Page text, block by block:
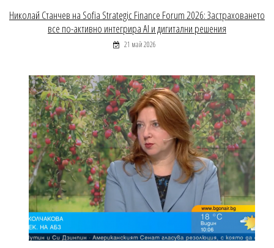
Николай Станчев на Sofia Strategic Finance Forum 2026: Застраховането
все по-активно интегрира AI и дигитални решения
21 май 2026